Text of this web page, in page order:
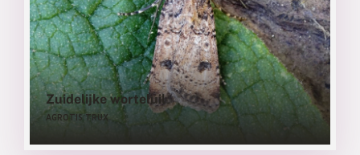
Zuidelijke worteluil
AGROTIS TRUX